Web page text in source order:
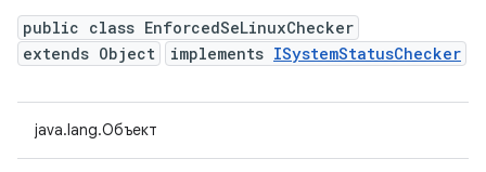
public class EnforcedSeLinuxChecker
extends Object
implements ISystemStatusChecker
java.lang.Объект